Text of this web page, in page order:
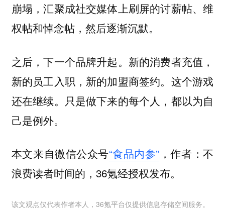
崩塌，汇聚成社交媒体上刷屏的讨薪帖、维
权帖和悼念帖，然后逐渐沉默。
之后，下一个品牌升起。新的消费者充值，
新的员工入职，新的加盟商签约。这个游戏
还在继续。只是做下来的每个人，都以为自
己是例外。
本文来自微信公众号“食品内参” ，作者：不
浪费读者时间的，36氪经授权发布。
该文观点仅代表作者本人，36氪平台仅提供信息存储空间服务。